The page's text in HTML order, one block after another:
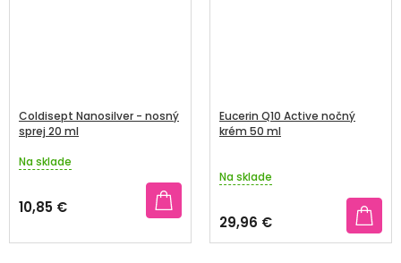
Coldisept Nanosilver - nosný
sprej 20 ml
Priemerné
produktu
je
z
Na sklade
10,85 €
Eucerin Q10 Active nočný
krém 50 ml
Na sklade
29,96 €